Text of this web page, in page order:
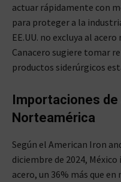
actuar rápidamente con
para proteger a la
EE.UU. no excluya al
Canacero sugiere tomar
productos siderúrgicos
Importaciones de
Norteamérica
Según el American Iron
diciembre de 2024,
acero, un 36% más que